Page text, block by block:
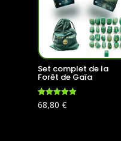
Set complet de la
Forêt de Gaïa
Note
4.96
68,80 €